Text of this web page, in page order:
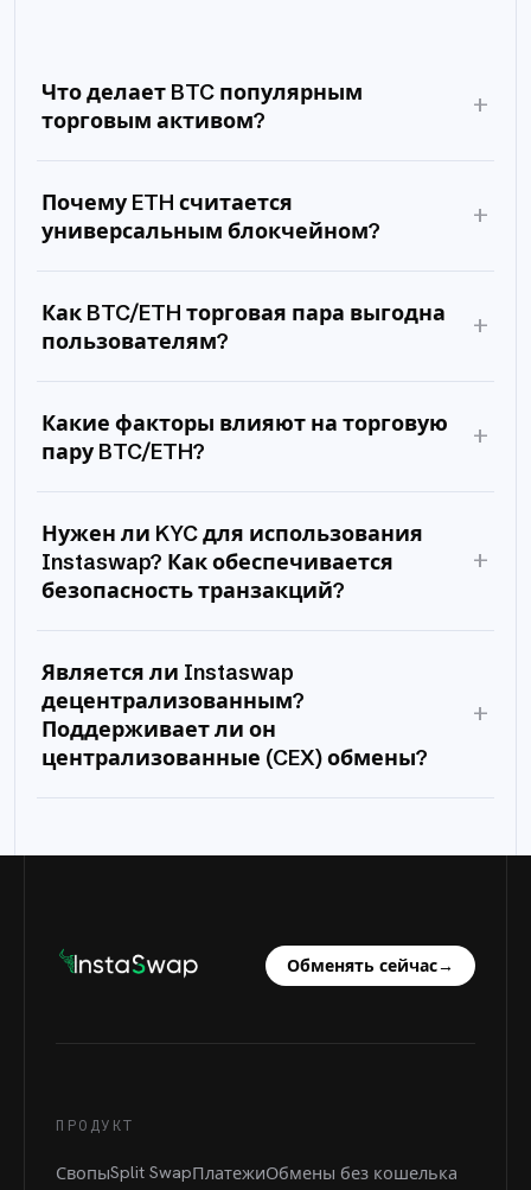
Что делает BTC популярным
торговым активом?
+
Почему ETH считается
универсальным блокчейном?
+
Как BTC/ETH торговая пара выгодна
пользователям?
+
Какие факторы влияют на торговую
пару BTC/ETH?
+
Нужен ли KYC для использования
Instaswap? Как обеспечивается
безопасность транзакций?
+
Является ли Instaswap
децентрализованным?
Поддерживает ли он
централизованные (CEX) обмены?
+
Обменять сейчас→
ПРОДУКТ
СвопыSplit SwapПлатежиОбмены без кошелька